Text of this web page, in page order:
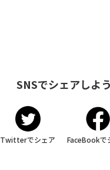
SNSでシェアしよう
Twitterでシェア FaceBookで